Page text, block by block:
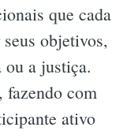
que cada
objetivos,
ou a justiça.
fazendo com
ativo